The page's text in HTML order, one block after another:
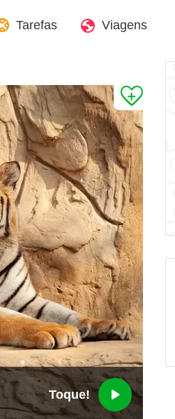
Tarefas Viagens
Toque!